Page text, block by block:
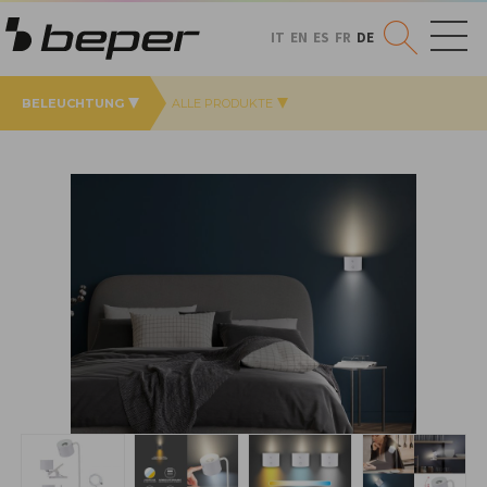
IT EN ES FR DE
BELEUCHTUNG ALLE PRODUKTE